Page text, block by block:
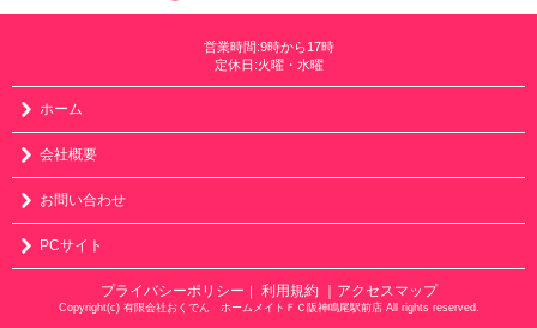
営業時間:9時から17時
定休日:火曜・水曜
ホーム
会社概要
お問い合わせ
PCサイト
プライバシーポリシー ｜ 利用規約 ｜アクセスマップ
Copyright(c) 有限会社おくでん ホームメイトＦＣ阪神鳴尾駅前店 All rights reserved.